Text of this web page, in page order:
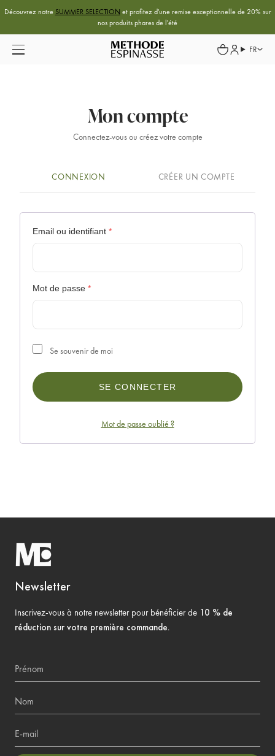
Découvrez notre SUMMER SELECTION et profitez d'une remise exceptionnelle de 20% sur
nos produits phares de l'été
FR
Mon compte
Connectez-vous ou créez votre compte
CONNEXION CRÉER UN COMPTE
Email ou identifiant *
Mot de passe *
Se souvenir de moi
SE CONNECTER
Mot de passe oublié ?
Newsletter
Inscrivez-vous à notre newsletter pour bénéficier de 10 % de
réduction sur votre première commande.
Nom
E-mail